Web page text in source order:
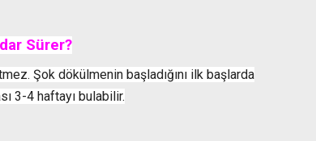
Sürer?
Şok dökülmenin başladığını ilk başlarda
3-4 haftayı bulabilir.